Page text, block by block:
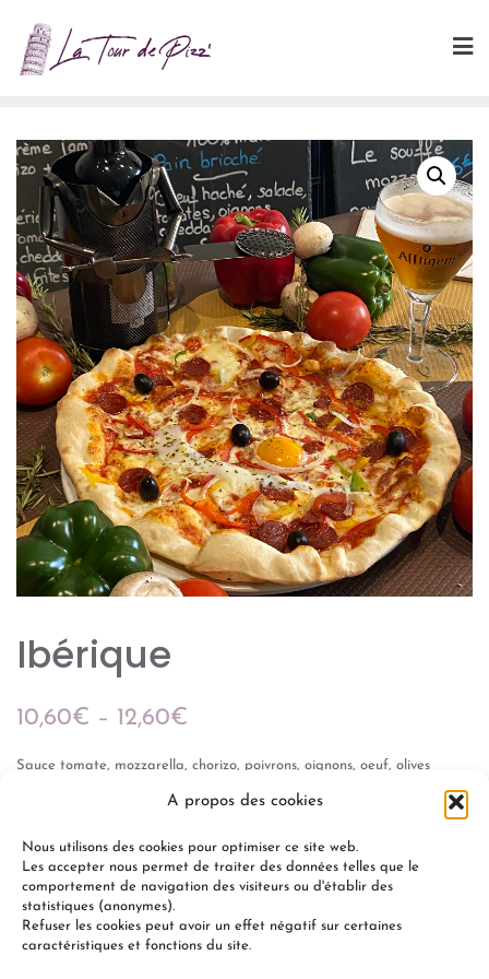
A propos des cookies
Nous utilisons des cookies pour optimiser ce site web.
Les accepter nous permet de traiter des données telles que le
comportement de navigation des visiteurs ou d'établir des
statistiques (anonymes).
Refuser les cookies peut avoir un effet négatif sur certaines
caractéristiques et fonctions du site.
Ibérique
10,60€ – 12,60€
Sauce tomate, mozzarella, chorizo, poivrons, oignons, oeuf, olives
Gamme « Les Classiques »
+ - AJOUTER AU PANIER